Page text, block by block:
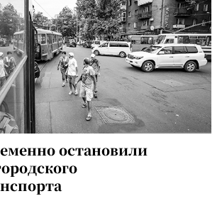
остановили